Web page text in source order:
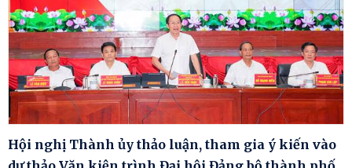
Hội nghị Thành ủy thảo luận, tham gia ý kiến vào